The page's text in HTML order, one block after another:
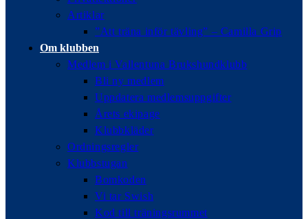
Artiklar
”Att träna inför tävling” – Camilla Grip
Om klubben
Medlem i Vallentuna Brukshundklubb
Bli ny medlem
Uppdatera medlemsuppgifter
Årets ekipage
Klubbkläder
Ordningsregler
Klubbstugan
Bomkoden
Vi tar Swish
Kod till träningsrummet